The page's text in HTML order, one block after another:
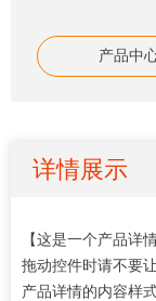
产品中
详情展示
【这是一个产品详
拖动控件时请不要
产品详情的内容样